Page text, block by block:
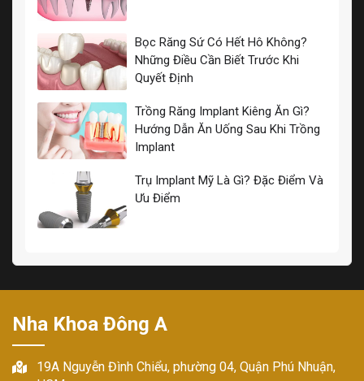
Bọc Răng Sứ Có Hết Hô Không?
Những Điều Cần Biết Trước Khi
Quyết Định
Trồng Răng Implant Kiêng Ăn Gì?
Hướng Dẫn Ăn Uống Sau Khi Trồng
Implant
Trụ Implant Mỹ Là Gì? Đặc Điểm Và
Ưu Điểm
Nha Khoa Đông A
19A Nguyễn Đình Chiểu, phường 04, Quận Phú Nhuận,